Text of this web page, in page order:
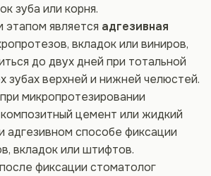
зуба или корня.
является адгезивная
вкладок или виниров,
до двух дней при тотальной
зубах верхней и нижней челюстей.
микропротезировании
цемент или жидкий
адгезивном способе фиксации
вкладок или штифтов.
фиксации стоматолог